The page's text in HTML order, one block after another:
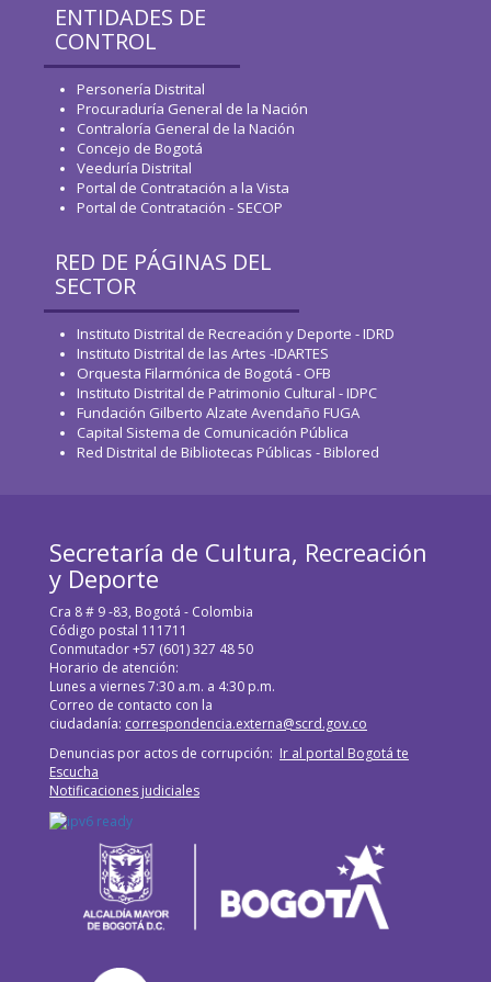
ENTIDADES DE
CONTROL
Personería Distrital
Procuraduría General de la Nación
Contraloría General de la Nación
Concejo de Bogotá
Veeduría Distrital
Portal de Contratación a la Vista
Portal de Contratación - SECOP
RED DE PÁGINAS DEL
SECTOR
Instituto Distrital de Recreación y Deporte - IDRD
Instituto Distrital de las Artes -IDARTES
Orquesta Filarmónica de Bogotá - OFB
Instituto Distrital de Patrimonio Cultural - IDPC
Fundación Gilberto Alzate Avendaño FUGA
Capital Sistema de Comunicación Pública
Red Distrital de Bibliotecas Públicas - Biblored
Secretaría de Cultura, Recreación
y Deporte
Cra 8 # 9 -83, Bogotá - Colombia
Código postal 111711
Conmutador +57 (601) 327 48 50
Horario de atención:
Lunes a viernes 7:30 a.m. a 4:30 p.m.
Correo de contacto con la
ciudadanía: correspondencia.externa@scrd.gov.co
Denuncias por actos de corrupción: Ir al portal Bogotá te
Escucha
Notificaciones judiciales